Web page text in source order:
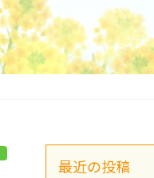
最近の投稿